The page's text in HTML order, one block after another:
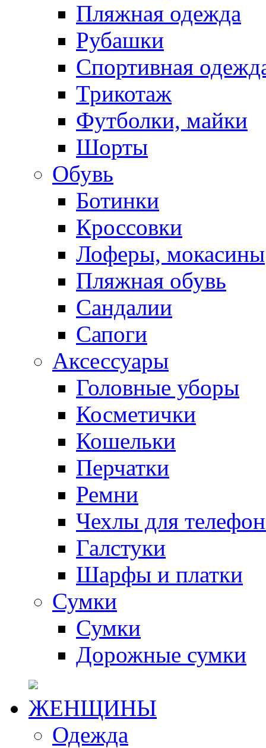
Пляжная одежда
Рубашки
Спортивная
Трикотаж
Футболки, майки
Шорты
Обувь
Ботинки
Кроссовки
Лоферы, мокасины
Пляжная обувь
Сандалии
Сапоги
Аксессуары
Головные уборы
Косметички
Кошельки
Перчатки
Ремни
Чехлы для
Галстуки
Шарфы и платки
Сумки
Сумки
Дорожные сумки
ЖЕНЩИНЫ
Одежда